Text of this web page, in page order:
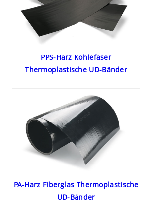
PPS-Harz Kohlefaser
Thermoplastische UD-Bänder
PA-Harz Fiberglas Thermoplastische
UD-Bänder